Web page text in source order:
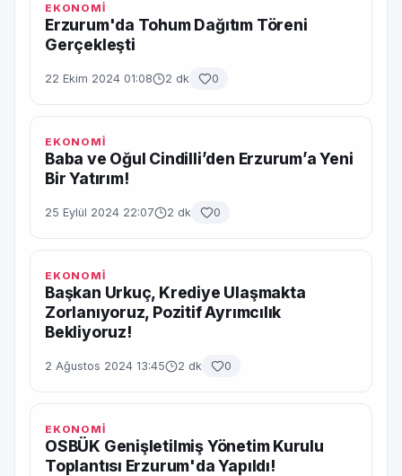
EKONOMİ
Erzurum'da Tohum Dağıtım Töreni
Gerçekleşti
22 Ekim 2024 01:08 2 dk 0
EKONOMİ
Baba ve Oğul Cindilli’den Erzurum’a Yeni
Bir Yatırım!
25 Eylül 2024 22:07 2 dk 0
EKONOMİ
Başkan Urkuç, Krediye Ulaşmakta
Zorlanıyoruz, Pozitif Ayrımcılık
Bekliyoruz!
2 Ağustos 2024 13:45 2 dk 0
EKONOMİ
OSBÜK Genişletilmiş Yönetim Kurulu
Toplantısı Erzurum'da Yapıldı!